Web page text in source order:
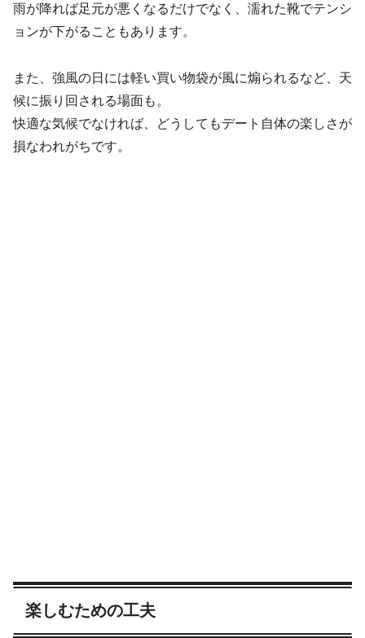
雨が降れば足元が悪くなるだけでなく、濡れた靴でテンシ
ョンが下がることもあります。
また、強風の日には軽い買い物袋が風に煽られるなど、天
候に振り回される場面も。
快適な気候でなければ、どうしてもデート自体の楽しさが
損なわれがちです。
楽しむための工夫